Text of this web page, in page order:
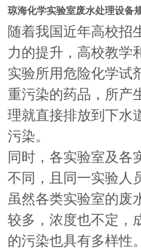
琼海化学实验室废水处理设备
随着我国近年高校招
力的提升，高校教学
实验所用危险化学试
重污染的药品，所产
理就直接排放到下水
污染。
同时，各实验室及各
不同，且同一实验人
虽然各类实验室的废
较多，浓度也不定，
的污染也具有多样性